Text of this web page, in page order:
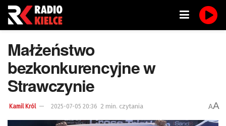
Małżeństwo
bezkonkurencyjne w
Strawczynie
Kamil Król 2025-07-05 20:36 2 min. czytania AA